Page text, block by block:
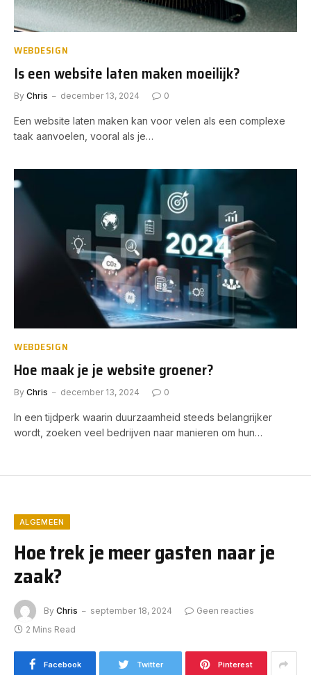
WEBDESIGN
Is een website laten maken moeilijk?
By Chris december 13, 2024 0
Een website laten maken kan voor velen als een complexe
taak aanvoelen, vooral als je…
WEBDESIGN
Hoe maak je je website groener?
By Chris december 13, 2024 0
In een tijdperk waarin duurzaamheid steeds belangrijker
wordt, zoeken veel bedrijven naar manieren om hun…
ALGEMEEN
Hoe trek je meer gasten naar je
zaak?
By Chris september 18, 2024
Geen reacties
2 Mins Read
Facebook Twitter Pinterest